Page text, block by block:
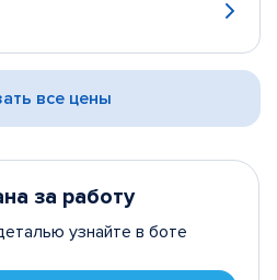
все цены
за работу
узнайте в боте